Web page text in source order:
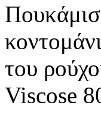
του
Viscose